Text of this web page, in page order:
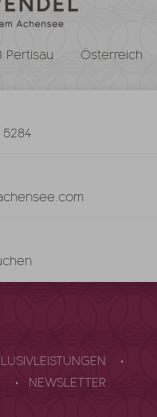
Pertisau Österreich
NEWSLETTER